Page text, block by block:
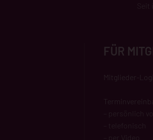
FÜR
Mitglieder-
– per Video